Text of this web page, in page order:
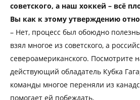
советского, а наш хоккей – всё
Вы как к этому утверждению
– Нет, процесс был обоюдно
взял многое из советского, а
североамериканского. Посмотрите
действующий обладатель Кубка
команды многое переняли из
помогает ей побеждать.